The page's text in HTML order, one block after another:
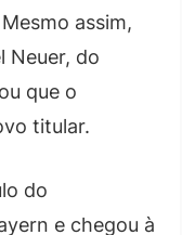
assim,
Neuer, do
que o
titular.
do
e chegou à